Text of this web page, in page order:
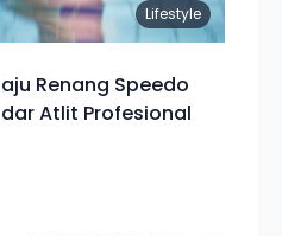
Lifestyle
Renang Speedo
Atlit Profesional